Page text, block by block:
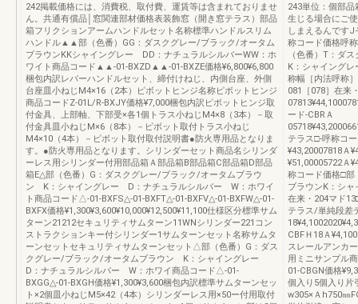
242掲載価格には、消費税、取付費、運賃等は含まれておりませ
ん。共通有償品│窓関連部材価格表装飾窓（開き窓テラス）部品
箱フリクションアームハンドルセット名称標準ハンドルスリム
ハンドル▲▲部（色番）GG：ダスクグレー/ブラック/オータム
ブラウンKKシャイングレー DD：ナチュラルシルバーWW：ホ
ワイト商品コード▲▲-01-BXZD▲▲-01-BXZE価格¥6,800¥6,800
梱包内訳レバーハンドルセット、締付けねじ、内側台座、外側
台座皿小ねじM4×16（2本）ピボットヒンジ名称ピボットヒンジ
商品コードZ-01L/R-BXJY価格¥7,000梱包内訳ピボットヒンジ取
付金具、上部軸、下部受×各1個トラス小ねじM4×8（3本）－取
付金具皿小ねじM×6（8本）－ピボット取付トラス小ねじ
M4×10（4本）－ピボット取付取付説明書●防火専用品となりま
す。●防火専用品となります。シリンダーセット商品名シリンダ
ーレス用シリンダー付用部品箱Ａ部品箱B部品箱C部品箱D部品
箱E△部（色番）G：ダスクグレー/ブラック/オータムブラウ
ン K：シャイングレー D：ナチュラルシルバー W：ホワイ
ト商品コード△-01-BXFS△-01-BXFT△-01-BXFV△-01-BXFW△-01-
BXFX価格¥1,300¥3,600¥10,000¥12,500¥11,100仕様区分標準サム
ターン21212セキュリティサムターン11WNシリンダー221コン
ストラクションキー付シリンダー1サムターンセット名称サムタ
ーンセットセキュリティサムターンセット△部（色番）G：ダス
クグレー/ブラック/オータムブラウン K：シャイングレー
D：ナチュラルシルバー W：ホワイ商品コード△-01-
BXGG△-01-BXGH価格¥1,300¥3,600梱包内訳標準サムターンセッ
ト×2個皿小ねじM5×42（4本）シリンダーレス用×50ー付用取付
243単位：個部品
生じる場合にご
しまえるんです
称コード価格呼
（色番）T：ダ
K：シャイング
称幅［内法呼称
081［078］在来
ード-CBRＡ
テラス□-呼称コ
¥43,20007818Ａ
¥51,00005722Ａ
称コード価格□部
ブラウンK：シ
在来・204マド
テラス/単純段差
CBFＨ18Ａ
スレールアンカ
用ミニサンプル
01-CBGN価格
個入り5個入り片
w305×Ａh750㎜